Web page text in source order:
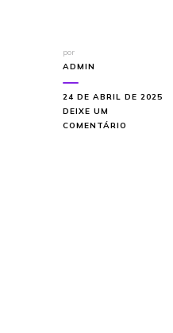
por
ADMIN
24 DE ABRIL DE 2025
DEIXE UM
COMENTÁRIO